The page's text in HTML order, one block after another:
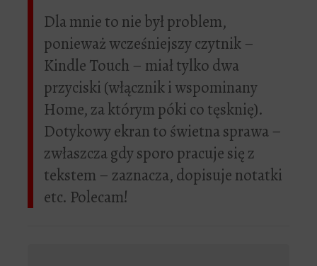
Dla mnie to nie był problem,
ponieważ wcześniejszy czytnik –
Kindle Touch – miał tylko dwa
przyciski (włącznik i wspominany
Home, za którym póki co tęsknię).
Dotykowy ekran to świetna sprawa –
zwłaszcza gdy sporo pracuje się z
tekstem – zaznacza, dopisuje notatki
etc. Polecam!